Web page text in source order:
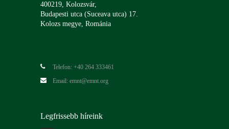
400219, Kolozsvár,
Budapesti utca (Suceava utca) 17.
Kolozs megye, Románia
Telefon: +40 264 333461
Email: emnt@emnt.org
Legfrissebb híreink